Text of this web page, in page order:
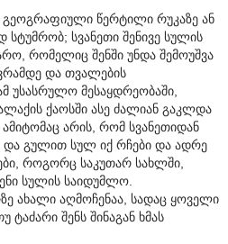
წერტილი რუკაზე ან
სვანეთი შენივე სულის
რომელიც შენში უნდა შემოუშვა
და თვალების
უსასრულო მესაყდრეობაში,
ქაოსში ასე ძალიან გაკლდა
არის, რომ სვანეთიდან
გულით სულ იქ რჩები და ადრე
როგორც საკუთარ სახლში,
სულის საიდუმლო.
ახალი აღმოჩენაა, სადაც ყოველი
ტაძარი შენს შინაგან ხმას